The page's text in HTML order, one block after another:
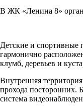
В ЖК «Ленина 8»
Детские и спортивные
гармонично
клумб, деревьев и
Внутренняя
прохода посторонних.
система